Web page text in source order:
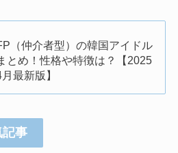
（仲介者型）の韓国アイドル
とめ！性格や特徴は？【2025
最新版】
記事